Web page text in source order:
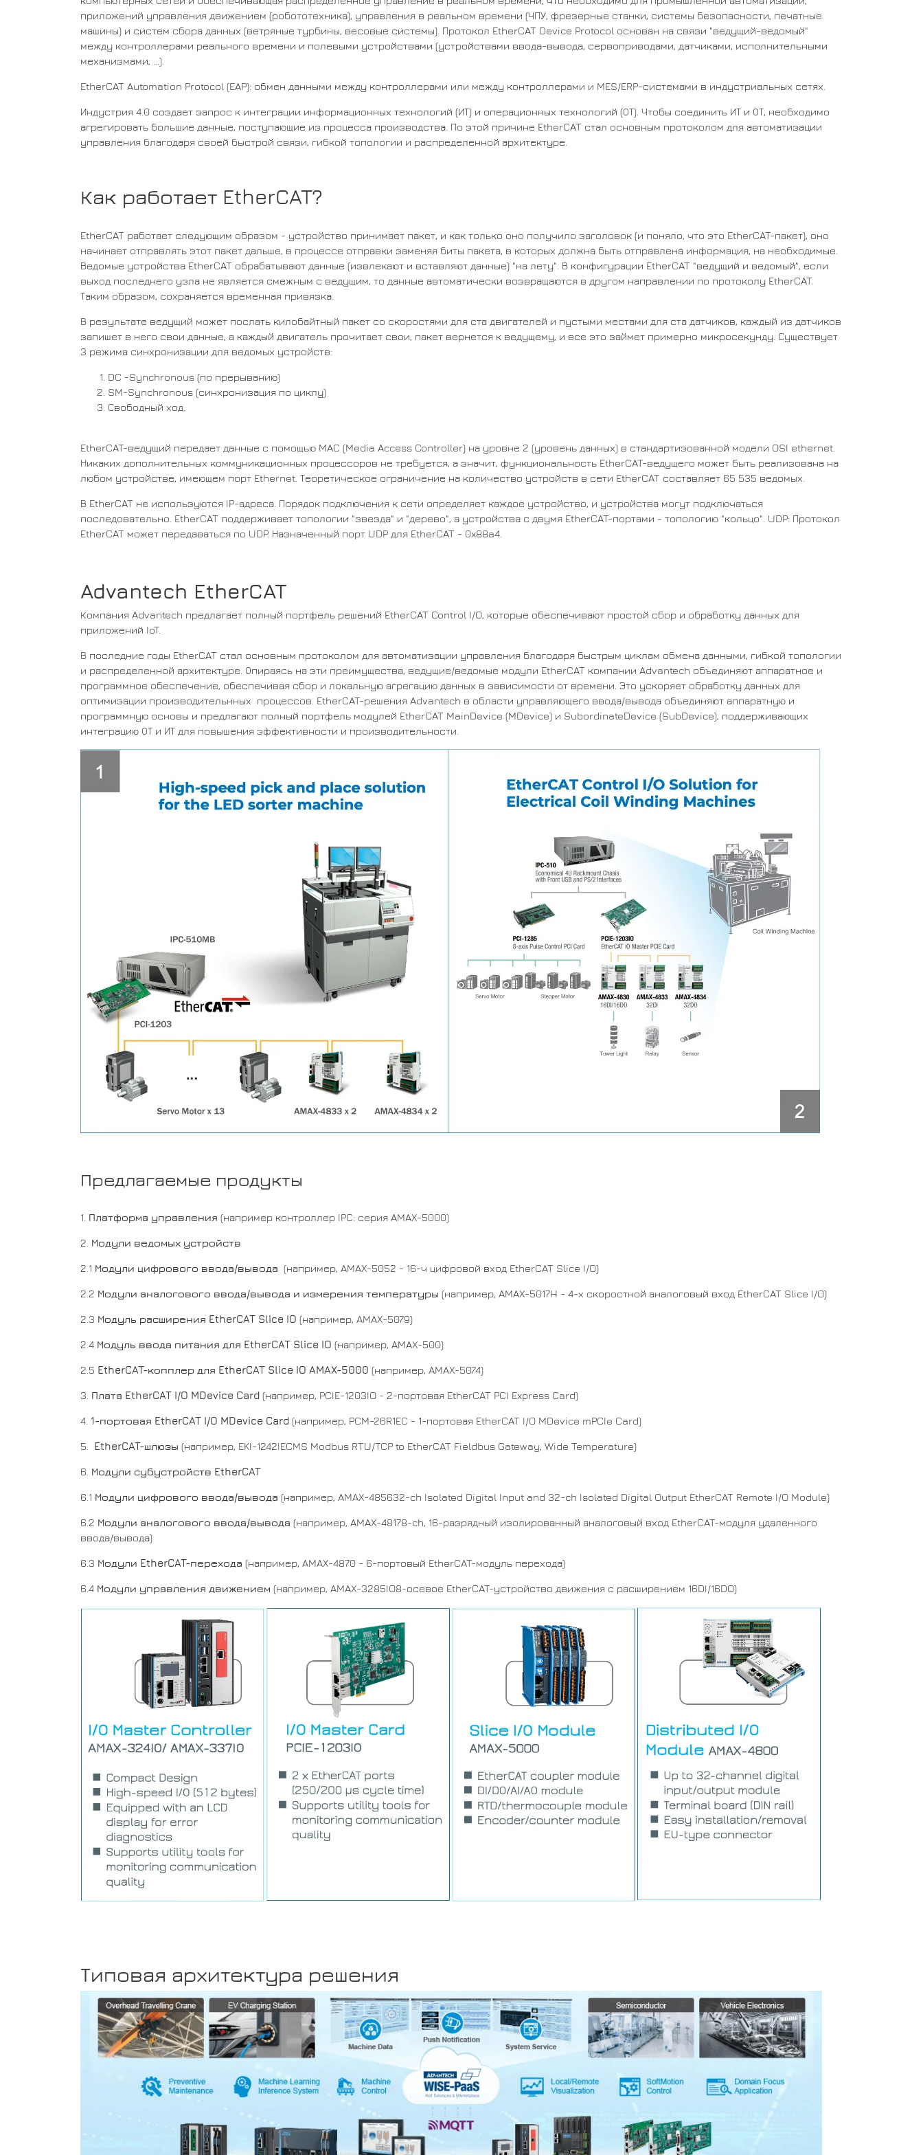
приложений управления движением (робототехника), управления в реальном времени (ЧПУ, фрезерные станки, системы безопасности, печатные
машины) и систем сбора данных (ветряные турбины, весовые системы). Протокол EtherCAT Device Protocol основан на связи "ведущий-ведомый"
между контроллерами реального времени и полевыми устройствами (устройствами ввода-вывода, сервоприводами, датчиками, исполнительными
механизмами, ...).
EtherCAT Automation Protocol (EAP): обмен данными между контроллерами или между контроллерами и MES/ERP-системами в индустриальных сетях.
Индустрия 4.0 создает запрос к интеграции информационных технологий (ИТ) и операционных технологий (ОТ). Чтобы соединить ИТ и ОТ, необходимо
агрегировать большие данные, поступающие из процесса производства. По этой причине EtherCAT стал основным протоколом для автоматизации
управления благодаря своей быстрой связи, гибкой топологии и распределенной архитектуре.
Как работает EtherCAT?
EtherCAT работает следующим образом - устройство принимает пакет, и как только оно получило заголовок (и поняло, что это EtherCAT-пакет), оно
начинает отправлять этот пакет дальше, в процессе отправки заменяя биты пакета, в которых должна быть отправлена информация, на необходимые.
Ведомые устройства EtherCAT обрабатывают данные (извлекают и вставляют данные) "на лету". В конфигурации EtherCAT "ведущий и ведомый", если
выход последнего узла не является смежным с ведущим, то данные автоматически возвращаются в другом направлении по протоколу EtherCAT.
Таким образом, сохраняется временная привязка.
В результате ведущий может послать килобайтный пакет со скоростями для ста двигателей и пустыми местами для ста датчиков, каждый из датчиков
запишет в него свои данные, а каждый двигатель прочитает свои, пакет вернется к ведущему, и все это займет примерно микросекунду. Существует
3 режима синхронизации для ведомых устройств:
DC -Synchronous (по прерыванию)
SM-Synchronous (синхронизация по циклу)
Свободный ход.
EtherCAT-ведущий передает данные с помощью MAC (Media Access Controller) на уровне 2 (уровень данных) в стандартизованной модели OSI ethernet.
Никаких дополнительных коммуникационных процессоров не требуется, а значит, функциональность EtherCAT-ведущего может быть реализована на
любом устройстве, имеющем порт Ethernet. Теоретическое ограничение на количество устройств в сети EtherCAT составляет 65 535 ведомых.
В EtherCAT не используются IP-адреса. Порядок подключения к сети определяет каждое устройство, и устройства могут подключаться
последовательно. EtherCAT поддерживает топологии "звезда" и "дерево", а устройства с двумя EtherCAT-портами - топологию "кольцо". UDP: Протокол
EtherCAT может передаваться по UDP. Назначенный порт UDP для EtherCAT - 0x88a4.
Advantech EtherCAT
Компания Advantech предлагает полный портфель решений EtherCAT Control I/O, которые обеспечивают простой сбор и обработку данных для
приложений IoT.
В последние годы EtherCAT стал основным протоколом для автоматизации управления благодаря быстрым циклам обмена данными, гибкой топологии
и распределенной архитектуре. Опираясь на эти преимущества, ведущие/ведомые модули EtherCAT компании Advantech объединяют аппаратное и
программное обеспечение, обеспечивая сбор и локальную агрегацию данных в зависимости от времени. Это ускоряет обработку данных для
оптимизации производительнных процессов. EtherCAT-решения Advantech в области управляющего ввода/вывода объединяют аппаратную и
программную основы и предлагают полный портфель модулей EtherCAT MainDevice (MDevice) и SubordinateDevice (SubDevice), поддерживающих
интеграцию ОТ и ИТ для повышения эффективности и производительности.
Предлагаемые продукты
1. Платформа управления (например контроллер IPC: серия AMAX-5000)
2. Модули ведомых устройств
2.1 Модули цифрового ввода/вывода (например, AMAX-5052 - 16-ч цифровой вход EtherCAT Slice I/O)
2.2 Модули аналогового ввода/вывода и измерения температуры (например, AMAX-5017H - 4-х скоростной аналоговый вход EtherCAT Slice I/O)
2.3 Модуль расширения EtherCAT Slice IO (например, AMAX-5079)
2.4 Модуль ввода питания для EtherCAT Slice IO (например, AMAX-500)
2.5 EtherCAT-копплер для EtherCAT Slice IO AMAX-5000 (например, AMAX-5074)
3. Плата EtherCAT I/O MDevice Card (например, PCIE-1203IO - 2-портовая EtherCAT PCI Express Card)
4. 1-портовая EtherCAT I/O MDevice Card (например, PCM-26R1EC - 1-портовая EtherCAT I/O MDevice mPCIe Card)
5. EtherCAT-шлюзы (например, EKI-1242IECMS Modbus RTU/TCP to EtherCAT Fieldbus Gateway, Wide Temperature)
6. Модули субустройств EtherCAT
6.1 Модули цифрового ввода/вывода (например, AMAX-485632-ch Isolated Digital Input and 32-ch Isolated Digital Output EtherCAT Remote I/O Module)
6.2 Модули аналогового ввода/вывода (например, AMAX-48178-ch, 16-разрядный изолированный аналоговый вход EtherCAT-модуля удаленного
ввода/вывода)
6.3 Модули EtherCAT-перехода (например, AMAX-4870 - 6-портовый EtherCAT-модуль перехода)
6.4 Модули управления движением (например, AMAX-3285IO8-осевое EtherCAT-устройство движения с расширением 16DI/16DO)
Типовая архитектура решения